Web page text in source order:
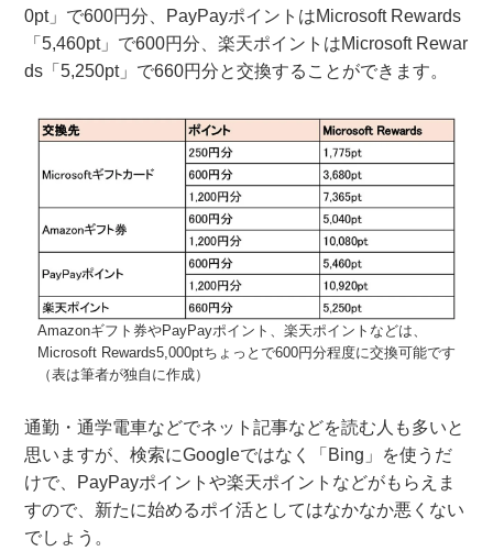
0pt」で600円分、PayPayポイントはMicrosoft Rewards
「5,460pt」で600円分、楽天ポイントはMicrosoft Rewar
ds「5,250pt」で660円分と交換することができます。
Amazonギフト券やPayPayポイント、楽天ポイントなどは、
Microsoft Rewards5,000ptちょっとで600円分程度に交換可能です
（表は筆者が独自に作成）
通勤・通学電車などでネット記事などを読む人も多いと
思いますが、検索にGoogleではなく「Bing」を使うだ
けで、PayPayポイントや楽天ポイントなどがもらえま
すので、新たに始めるポイ活としてはなかなか悪くない
でしょう。